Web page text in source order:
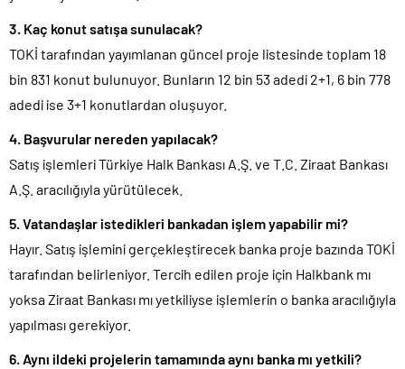
3. Kaç konut satışa sunulacak?
TOKİ tarafından yayımlanan güncel proje listesinde toplam 18
bin 831 konut bulunuyor. Bunların 12 bin 53 adedi 2+1, 6 bin 778
adedi ise 3+1 konutlardan oluşuyor.
4. Başvurular nereden yapılacak?
Satış işlemleri Türkiye Halk Bankası A.Ş. ve T.C. Ziraat Bankası
A.Ş. aracılığıyla yürütülecek.
5. Vatandaşlar istedikleri bankadan işlem yapabilir mi?
Hayır. Satış işlemini gerçekleştirecek banka proje bazında TOKİ
tarafından belirleniyor. Tercih edilen proje için Halkbank mı
yoksa Ziraat Bankası mı yetkiliyse işlemlerin o banka aracılığıyla
yapılması gerekiyor.
6. Aynı ildeki projelerin tamamında aynı banka mı yetkili?